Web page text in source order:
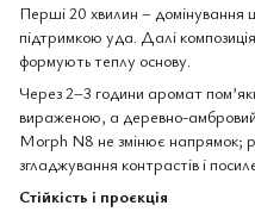
Перші 20 хвилин – домінування
підтримкою уда. Далі
формують теплу основу.
Через 2–3 години аромат
вираженою, а деревно-
Morph N8 не змінює напрямок;
згладжування контрастів і
Стійкість і проєкція